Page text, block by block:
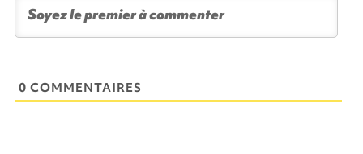
0 COMMENTAIRES